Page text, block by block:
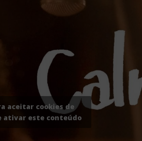
aceitar cookies de
ativar este conteúdo